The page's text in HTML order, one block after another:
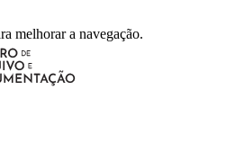
melhorar a navegação.